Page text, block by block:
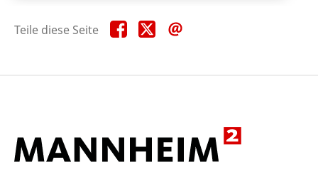
Teile diese Seite Teile
diese
Teile
diese